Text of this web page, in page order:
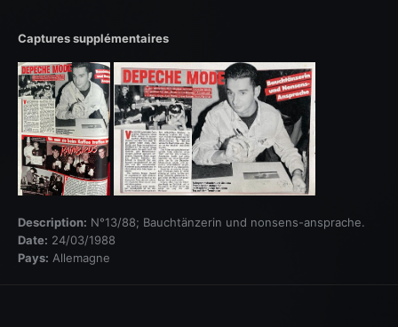
Captures supplémentaires
Description: N°13/88; Bauchtänzerin und nonsens-ansprache.
Date: 24/03/1988
Pays: Allemagne